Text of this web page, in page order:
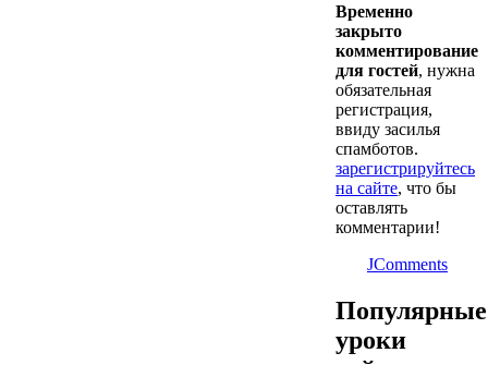
Временно
закрыто
комментирование
для гостей, нужна
обязательная
регистрация,
ввиду засилья
спамботов.
зарегистрируйтесь
на сайте, что бы
оставлять
комментарии!
JComments
Популярные
уроки